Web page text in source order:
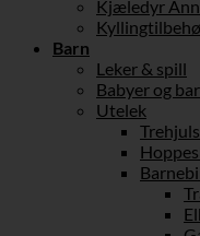
Kjæledyr
Barn
Leker & spill
Babyer og
Utelek